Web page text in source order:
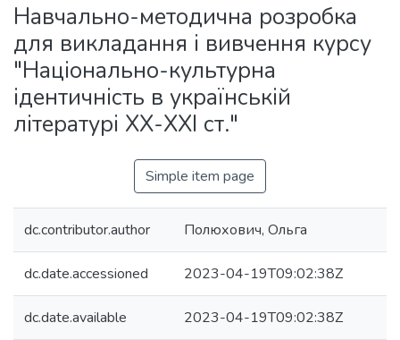
Statistics
Навчально-методична розробка
для викладання і вивчення курсу
"Національно-культурна
ідентичність в українській
літературі ХХ-ХХІ ст."
Simple item page
dc.contributor.author Полюхович, Ольга
dc.date.accessioned 2023-04-19T09:02:38Z
dc.date.available 2023-04-19T09:02:38Z